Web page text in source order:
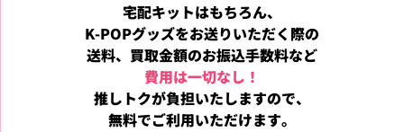
宅配キットはもちろん、
K-POPグッズをお送りいただく際の
送料、買取金額のお振込手数料など
費用は一切なし！
推しトクが負担いたしますので、
無料でご利用いただけます。